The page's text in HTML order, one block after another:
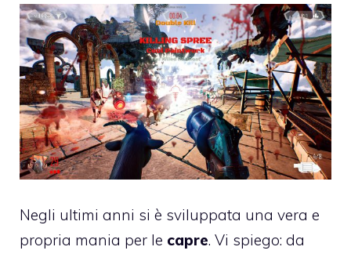
Negli ultimi anni si è sviluppata una vera e
propria mania per le capre. Vi spiego: da